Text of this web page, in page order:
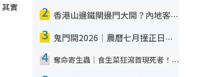
實 2 香港山邊鐵閘邊門大開？內地客困惑意義何在！網民神回覆：呢種叫法理性防禦
3 鬼門開2026｜農曆七月撞正日全食特別邪？專家警告切忌做一事！揭4大禁忌+2招保平安
4 奪命寄生蟲｜食生菜狂瀉首現死者！疫潮惡化錄1.8萬宗病例 揭洗菜3大謬誤